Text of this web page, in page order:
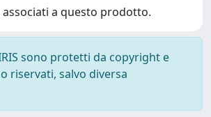
a questo prodotto.
sono protetti da copyright e
riservati, salvo diversa